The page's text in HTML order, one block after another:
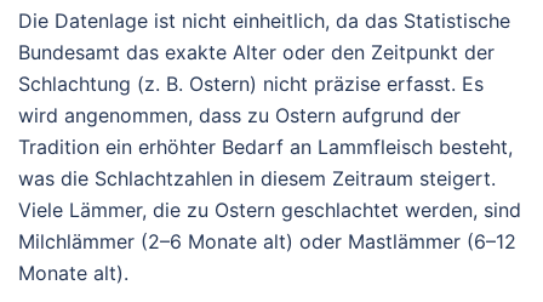
Die Datenlage ist nicht einheitlich, da das Statistische
Bundesamt das exakte Alter oder den Zeitpunkt der
Schlachtung (z. B. Ostern) nicht präzise erfasst. Es
wird angenommen, dass zu Ostern aufgrund der
Tradition ein erhöhter Bedarf an Lammfleisch besteht,
was die Schlachtzahlen in diesem Zeitraum steigert.
Viele Lämmer, die zu Ostern geschlachtet werden, sind
Milchlämmer (2–6 Monate alt) oder Mastlämmer (6–12
Monate alt).